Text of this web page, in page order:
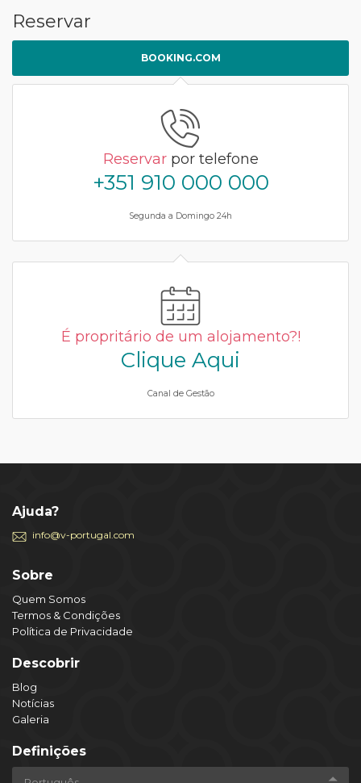
Reservar
BOOKING.COM
Reservarpor telefone
+351 910 000 000
Segunda a Domingo 24h
É propritário de um alojamento?!
Clique Aqui
Canal de Gestão
Ajuda?
info@v-portugal.com
Sobre
Quem Somos
Termos & Condições
Política de Privacidade
Descobrir
Blog
Notícias
Galeria
Definições